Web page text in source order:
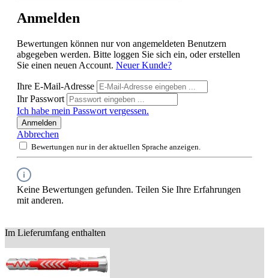
Anmelden
Bewertungen können nur von angemeldeten Benutzern
abgegeben werden. Bitte loggen Sie sich ein, oder erstellen
Sie einen neuen Account. Neuer Kunde?
Ihre E-Mail-Adresse
Ihr Passwort
Ich habe mein Passwort vergessen.
Anmelden
Abbrechen
Bewertungen nur in der aktuellen Sprache anzeigen.
Keine Bewertungen gefunden. Teilen Sie Ihre Erfahrungen
mit anderen.
Im Lieferumfang enthalten